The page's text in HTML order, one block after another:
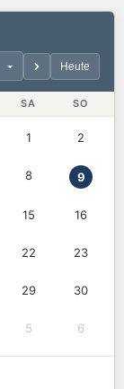
Heute
SA SO
1 2
8 9
15 16
22 23
29 30
5 6